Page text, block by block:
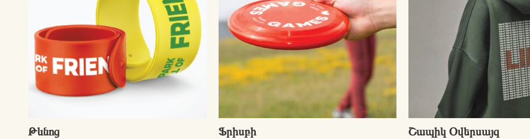
Թևնոց Ֆրիսբի Շապիկ Օվերսայզ